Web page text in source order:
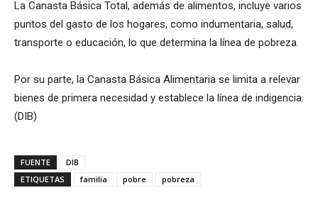
La Canasta Básica Total, además de alimentos, incluye varios
puntos del gasto de los hogares, como indumentaria, salud,
transporte o educación, lo que determina la línea de pobreza.
Por su parte, la Canasta Básica Alimentaria se limita a relevar
bienes de primera necesidad y establece la línea de indigencia.
(DIB)
FUENTE
DIB
ETIQUETAS
familia pobre pobreza